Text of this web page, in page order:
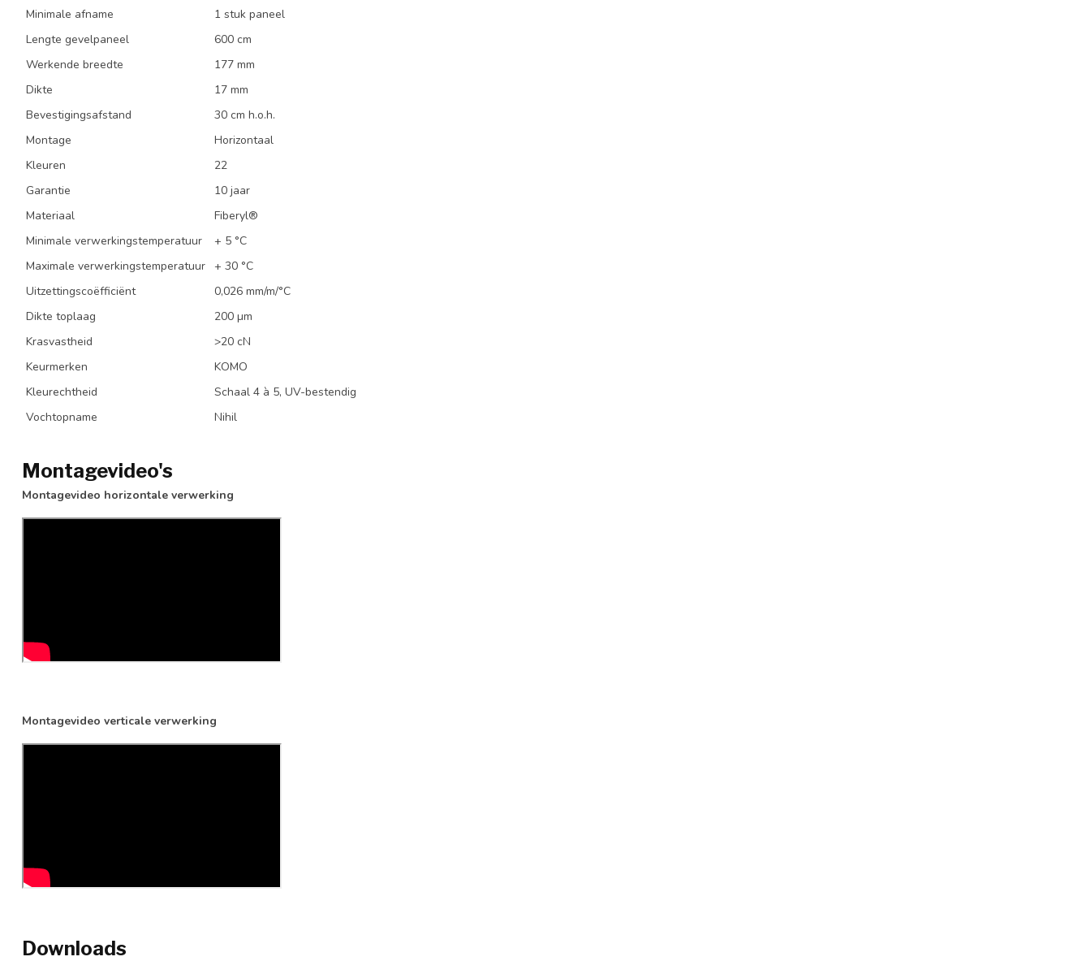
Minimale afname
1 stuk paneel
Lengte gevelpaneel
600 cm
Werkende breedte
177 mm
Dikte
17 mm
Bevestigingsafstand
30 cm h.o.h.
Montage
Horizontaal
Kleuren
22
Garantie
10 jaar
Materiaal
Fiberyl®
Minimale verwerkingstemperatuur
+ 5 °C
Maximale verwerkingstemperatuur
+ 30 °C
Uitzettingscoëfficiënt
0,026 mm/m/°C
Dikte toplaag
200 µm
Krasvastheid
>20 cN
Keurmerken
KOMO
Kleurechtheid
Schaal 4 à 5, UV-bestendig
Vochtopname
Nihil
Montagevideo's
Montagevideo horizontale verwerking
Montagevideo verticale verwerking
Downloads